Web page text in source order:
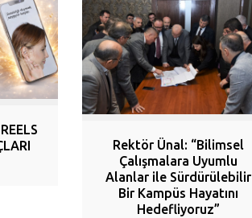
Rektör Ünal: “Bilimsel
Çalışmalara Uyumlu
Alanlar ile Sürdürülebilir
Bir Kampüs Hayatını
Hedefliyoruz”